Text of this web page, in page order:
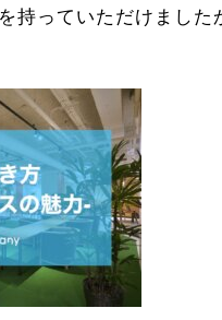
持っていただけました